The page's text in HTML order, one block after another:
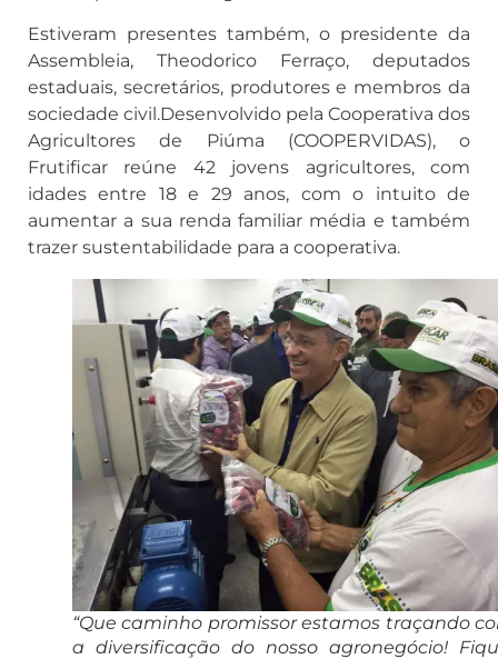
Estiveram presentes também, o presidente da
Assembleia, Theodorico Ferraço, deputados
estaduais, secretários, produtores e membros da
sociedade civil.Desenvolvido pela Cooperativa dos
Agricultores de Piúma (COOPERVIDAS), o
Frutificar reúne 42 jovens agricultores, com
idades entre 18 e 29 anos, com o intuito de
aumentar a sua renda familiar média e também
trazer sustentabilidade para a cooperativa.
“Que caminho promissor estamos traçando
a diversificação do nosso agronegócio!